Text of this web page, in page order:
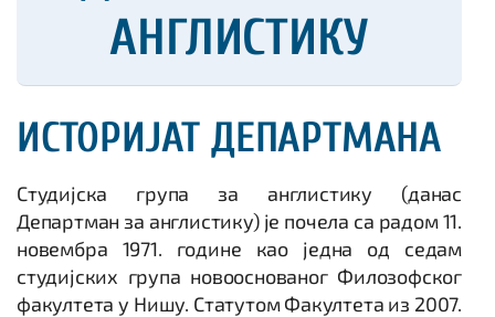
АНГЛИСТИКУ
ИСТОРИЈАТ ДЕПАРТМАНА
Студијска група за англистику (данас
Департман за англистику) је почела са радом 11.
новембра 1971. године као једна од седам
студијских група новооснованог Филозофског
факултета у Нишу. Статутом Факултета из 2007.